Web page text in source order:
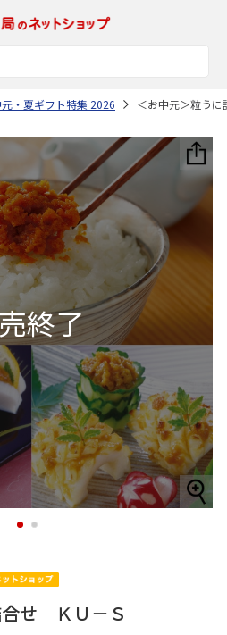
・夏ギフト特集 2026 ＜お中元＞粒う
1 2
合せ ＫＵ－Ｓ